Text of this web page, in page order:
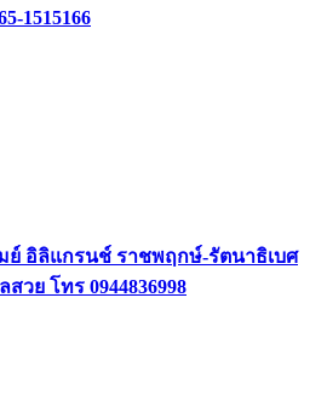
1515166
อิลิแกรนช์ ราชพฤกษ์-รัตนาธิเบศ
วย โทร 0944836998